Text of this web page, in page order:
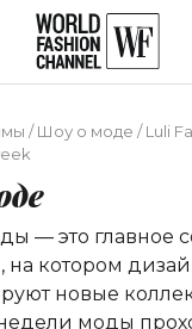
/Шоу о моде /Luli
— это главное
на котором
новые
моды